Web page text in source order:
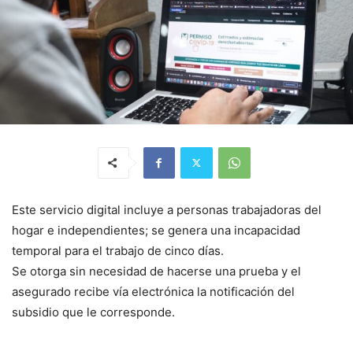
Este servicio digital incluye a personas trabajadoras del
hogar e independientes; se genera una incapacidad
temporal para el trabajo de cinco días.
Se otorga sin necesidad de hacerse una prueba y el
asegurado recibe vía electrónica la notificación del
subsidio que le corresponde.